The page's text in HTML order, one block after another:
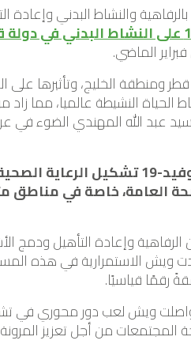
بالرفاهية والنشاط البدني
الماضي.
ومنطقة الخليج، وتأثيرها على
النشيطة عالميا، مما
عبد الله المهندي الضوء
“لقد أعادت جائحة كوفيد-19
العامة، خاصة في مناطق
وإعادة التأهيل ودمج
رقمًا قياسيًا.
ويش لعب دور محوري في
المجتمعات من أجل تعزيز